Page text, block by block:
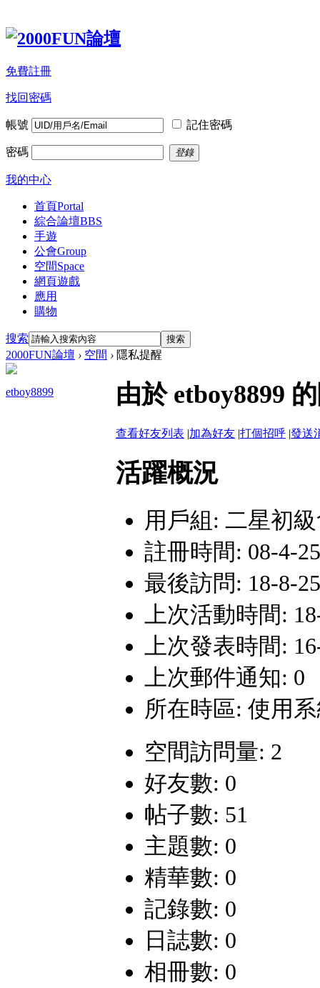
免費註冊
找回密碼
帳號 記住密碼
密碼 登錄
我的中心
首頁Portal
綜合論壇BBS
手遊
公會Group
空間Space
網頁遊戲
應用
購物
搜索 搜索
2000FUN論壇 › 空間 › 隱私提醒
etboy8899 由於 etboy8899
查看好友列表 |加為好友 |打個招呼 |發送
活躍概況
用戶組: 二星初
註冊時間: 08-4-
最後訪問: 18-8-
上次活動時間:
上次發表時間:
上次郵件通知: 0
所在時區: 使用
空間訪問量: 2
好友數: 0
帖子數: 51
主題數: 0
精華數: 0
記錄數: 0
日誌數: 0
相冊數: 0